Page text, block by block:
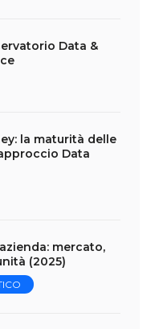
Data &
la maturità delle
Data
mercato,
(2025)